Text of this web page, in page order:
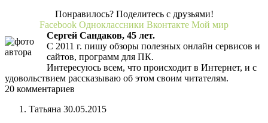
Понравилось? Поделитесь с друзьями!
Facebook Одноклассники Вконтакте Мой мир
Сергей Сандаков, 45 лет.
С 2011 г. пишу обзоры полезных онлайн сервисов и
сайтов, программ для ПК.
Интересуюсь всем, что происходит в Интернет, и с
удовольствием рассказываю об этом своим читателям.
20 комментариев
Татьяна 30.05.2015